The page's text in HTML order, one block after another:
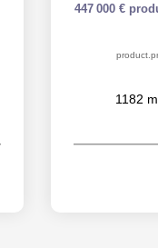
447 000 €
1182